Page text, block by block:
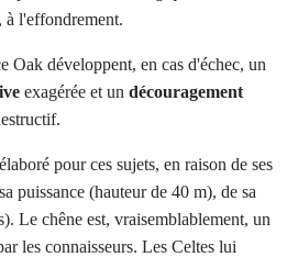
à l'effondrement.
Oak développent, en cas d'échec, un
exagérée et un découragement
pour ces sujets, en raison de ses
puissance (hauteur de 40 m), de sa
Le chêne est, vraisemblablement, un
les connaisseurs. Les Celtes lui